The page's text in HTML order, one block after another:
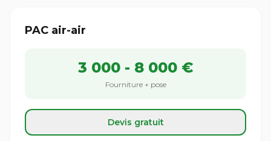
PAC air-air
3 000 - 8 000 €
Fourniture + pose
Devis gratuit